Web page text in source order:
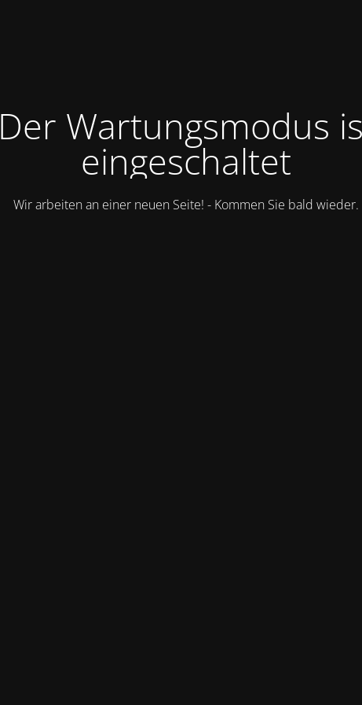
Der Wartungsmodus
eingeschaltet
Wir arbeiten an einer neuen Seite! - Kommen Sie bald wieder.